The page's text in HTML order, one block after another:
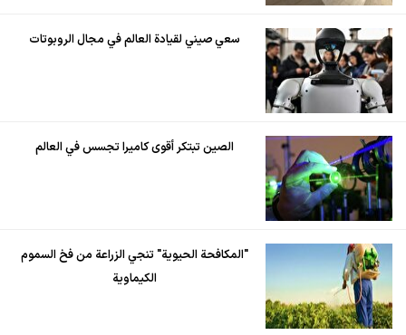
سعي صيني لقيادة العالم في مجال الروبوتات
الصين تبتكر أقوى كاميرا تجسس في العالم
"المكافحة الحيوية" تنجي الزراعة من فخ السموم
الكيماوية